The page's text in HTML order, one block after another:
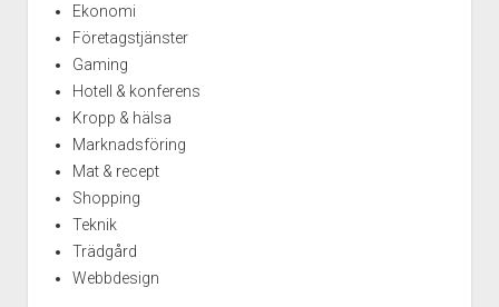
Ekonomi
Företagstjänster
Gaming
Hotell & konferens
Kropp & hälsa
Marknadsföring
Mat & recept
Shopping
Teknik
Trädgård
Webbdesign